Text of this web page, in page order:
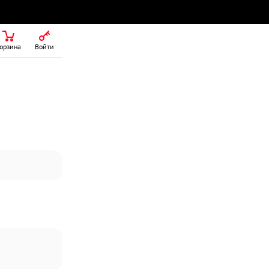
Войти